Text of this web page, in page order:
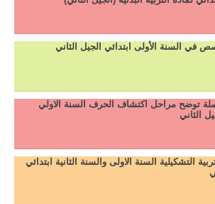
في السنة الأولى ابتدائي الجيل الثاني
توضح مراحل اكتشاف الحرف السنة الاولي
الثاني
التشكيلية السنة الاولى والسنة الثانية ابتدائي